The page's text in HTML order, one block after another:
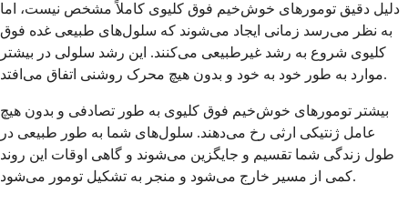
دلیل دقیق تومورهای خوش‌خیم فوق کلیوی کاملاً مشخص نیست، اما
به نظر می‌رسد زمانی ایجاد می‌شوند که سلول‌های طبیعی غده فوق
کلیوی شروع به رشد غیرطبیعی می‌کنند. این رشد سلولی در بیشتر
موارد به طور خود به خود و بدون هیچ محرک روشنی اتفاق می‌افتد.
بیشتر تومورهای خوش‌خیم فوق کلیوی به طور تصادفی و بدون هیچ
عامل ژنتیکی ارثی رخ می‌دهند. سلول‌های شما به طور طبیعی در
طول زندگی شما تقسیم و جایگزین می‌شوند و گاهی اوقات این روند
کمی از مسیر خارج می‌شود و منجر به تشکیل تومور می‌شود.